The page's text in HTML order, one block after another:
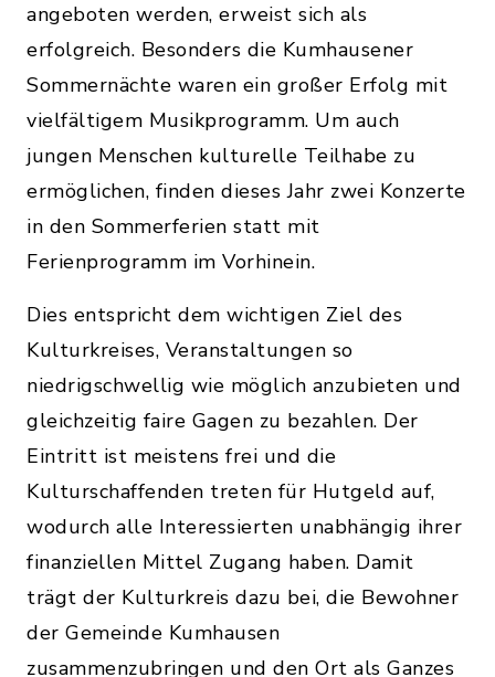
angeboten werden, erweist sich als
erfolgreich. Besonders die Kumhausener
Sommernächte waren ein großer Erfolg mit
vielfältigem Musikprogramm. Um auch
jungen Menschen kulturelle Teilhabe zu
ermöglichen, finden dieses Jahr zwei Konzerte
in den Sommerferien statt mit
Ferienprogramm im Vorhinein.
Dies entspricht dem wichtigen Ziel des
Kulturkreises, Veranstaltungen so
niedrigschwellig wie möglich anzubieten und
gleichzeitig faire Gagen zu bezahlen. Der
Eintritt ist meistens frei und die
Kulturschaffenden treten für Hutgeld auf,
wodurch alle Interessierten unabhängig ihrer
finanziellen Mittel Zugang haben. Damit
trägt der Kulturkreis dazu bei, die Bewohner
der Gemeinde Kumhausen
zusammenzubringen und den Ort als Ganzes